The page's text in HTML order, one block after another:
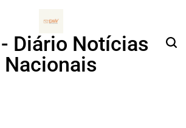
Diário Notícias
Nacionais